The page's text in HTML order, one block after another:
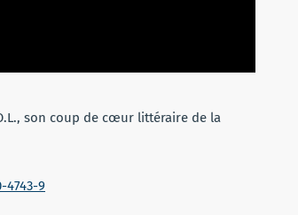
son coup de cœur littéraire de la
9